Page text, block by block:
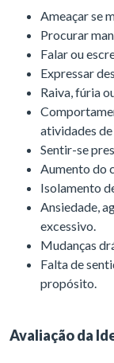
Ameaçar se
Procurar
Falar ou
Expressar
Raiva, fúria
atividades
Sentir-se
Aumento do
Isolamento
Ansiedade,
excessivo.
Mudanças
Falta de
propósito.
Avaliação da